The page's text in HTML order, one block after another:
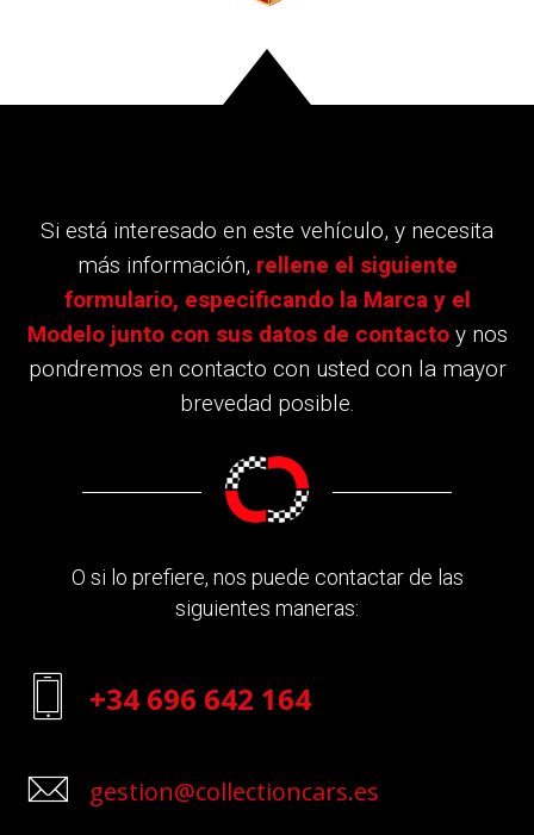
Si está interesado en este vehículo, y necesita
más información, rellene el siguiente
formulario, especificando la Marca y el
Modelo junto con sus datos de contactoy nos
pondremos en contacto con usted con la mayor
brevedad posible.
O si lo prefiere, nos puede contactar de las
siguientes maneras:
+34 696 642 164
gestion@collectioncars.es